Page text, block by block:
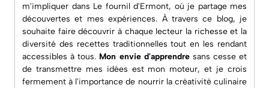
m'impliquer dans Le fournil d'Ermont, où je partage mes
découvertes et mes expériences. À travers ce blog, je
souhaite faire découvrir à chaque lecteur la richesse et la
diversité des recettes traditionnelles tout en les rendant
accessibles à tous. Mon envie d'apprendresans cesse et
de transmettre mes idées est mon moteur, et je crois
fermement à l'importance de nourrir la créativité culinaire